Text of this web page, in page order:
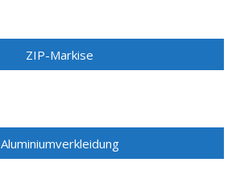
ZIP-Markise
Aluminiumverkleidung